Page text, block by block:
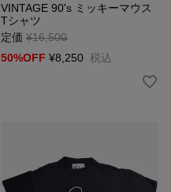
VINTAGE 90's ミッキーマウス
Tシャツ
定価 ¥16,500
→
50%OFF ¥8,250 税込